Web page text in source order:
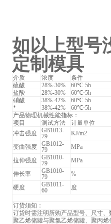
如以上型号
定制模具
介质 浓度
条件
硫酸
28%-30%
60℃·5h
盐酸
28%-30%
60℃·5h
硝酸
38%-42%
60℃·5h
*
38%-42%
60℃·5h
产品物理机械性能指标：
项目
测试方法
计量单位
冲击强度
GB1013-
79
KJ/m2
变曲强度
GB1012-
79
MPa
拉伸强度
GB1010-
79
MPa
伸长率
GB1010-
79
%
硬度
GB1011-
60
度
订货须知：
订货时需注明所购产品型号、尺寸、
聚乙烯储罐与聚氯乙烯储罐、聚丙